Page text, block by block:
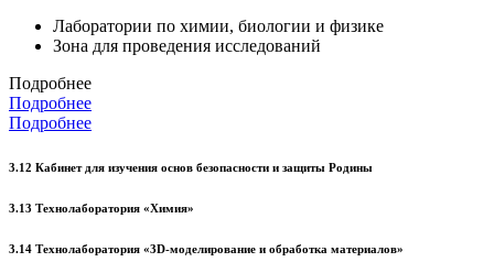
Лаборатории по химии, биологии и физике
Зона для проведения исследований
Подробнее
Подробнее
Подробнее
3.12 Кабинет для изучения основ безопасности и защиты Родины
3.13 Технолаборатория «Химия»
3.14 Технолаборатория «3D-моделирование и обработка материалов»